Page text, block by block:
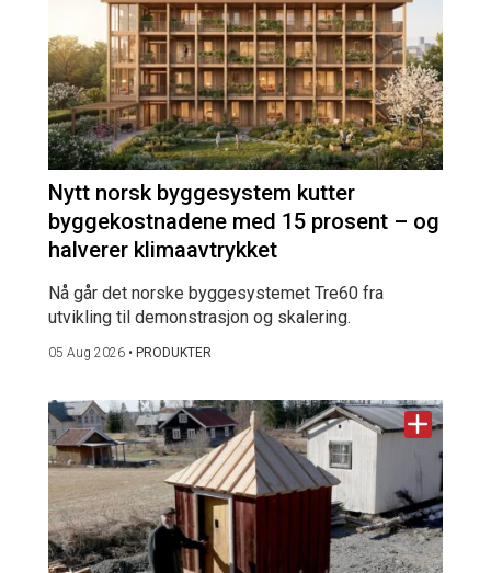
Nytt norsk byggesystem kutter
byggekostnadene med 15 prosent – og
halverer klimaavtrykket
Nå går det norske byggesystemet Tre60 fra
utvikling til demonstrasjon og skalering.
05 Aug 2026 • PRODUKTER